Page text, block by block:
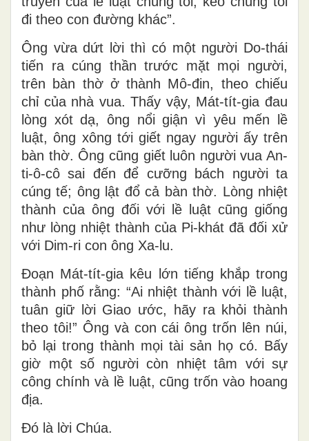
đi theo con đường khác”.
Ông vừa dứt lời thì có một người Do-thái
tiến ra cúng thần trước mặt mọi người,
trên bàn thờ ở thành Mô-đin, theo chiếu
chỉ của nhà vua. Thấy vậy, Mát-tít-gia đau
lòng xót dạ, ông nổi giận vì yêu mến lề
luật, ông xông tới giết ngay người ấy trên
bàn thờ. Ông cũng giết luôn người vua An-
ti-ô-cô sai đến để cưỡng bách người ta
cúng tế; ông lật đổ cả bàn thờ. Lòng nhiệt
thành của ông đối với lề luật cũng giống
như lòng nhiệt thành của Pi-khát đã đối xử
với Dim-ri con ông Xa-lu.
Ðoạn Mát-tít-gia kêu lớn tiếng khắp trong
thành phố rằng: “Ai nhiệt thành với lề luật,
tuân giữ lời Giao ước, hãy ra khỏi thành
theo tôi!” Ông và con cái ông trốn lên núi,
bỏ lại trong thành mọi tài sản họ có. Bấy
giờ một số người còn nhiệt tâm với sự
công chính và lề luật, cũng trốn vào hoang
địa.
Ðó là lời Chúa.